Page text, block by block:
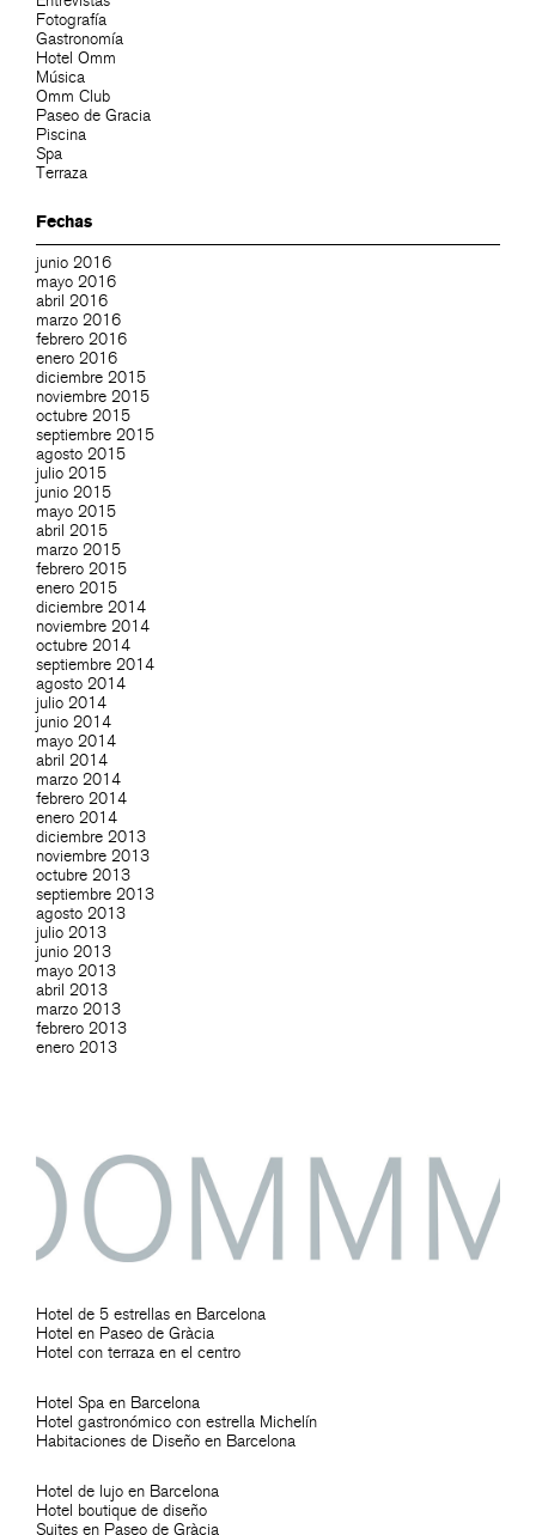
Fotografía
Gastronomía
Hotel Omm
Música
Omm Club
Paseo de Gracia
Piscina
Spa
Terraza
Fechas
junio 2016
mayo 2016
abril 2016
marzo 2016
febrero 2016
enero 2016
diciembre 2015
noviembre 2015
octubre 2015
septiembre 2015
agosto 2015
julio 2015
junio 2015
mayo 2015
abril 2015
marzo 2015
febrero 2015
enero 2015
diciembre 2014
noviembre 2014
octubre 2014
septiembre 2014
agosto 2014
julio 2014
junio 2014
mayo 2014
abril 2014
marzo 2014
febrero 2014
enero 2014
diciembre 2013
noviembre 2013
octubre 2013
septiembre 2013
agosto 2013
julio 2013
junio 2013
mayo 2013
abril 2013
marzo 2013
febrero 2013
enero 2013
Hotel de 5 estrellas en Barcelona
Hotel en Paseo de Gràcia
Hotel con terraza en el centro
Hotel Spa en Barcelona
Hotel gastronómico con estrella Michelín
Habitaciones de Diseño en Barcelona
Hotel de lujo en Barcelona
Hotel boutique de diseño
Suites en Paseo de Gràcia